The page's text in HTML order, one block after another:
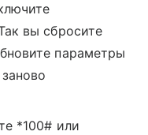
вы сбросите
параметры
*100# или